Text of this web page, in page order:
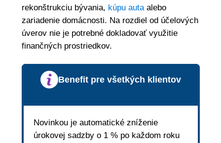
rekonštrukciu bývania, kúpu autaalebo
zariadenie domácnosti. Na rozdiel od účelových
úverov nie je potrebné dokladovať využitie
finančných prostriedkov.
Benefit pre všetkých klientov
Novinkou je automatické zníženie
úrokovej sadzby o 1 % po každom roku